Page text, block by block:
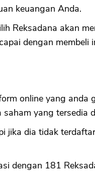
keuangan Anda.
Reksadana akan
dengan membeli
online yang anda
yang tersedia
jika dia tidak
dengan 181